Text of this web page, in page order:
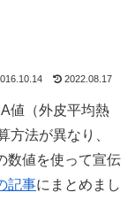
2022.08.17
値（外皮平均熱
方法が異なり、
数値を使って宣伝
記事にまとめまし